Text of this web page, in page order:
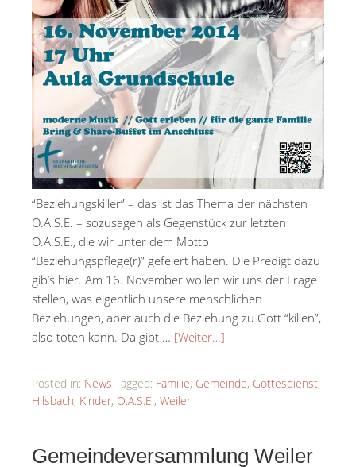
“Beziehungskiller” – das ist das Thema der nächsten
O.A.S.E. – sozusagen als Gegenstück zur letzten
O.A.S.E., die wir unter dem Motto
“Beziehungspflege(r)” gefeiert haben. Die Predigt dazu
gib’s hier. Am 16. November wollen wir uns der Frage
stellen, was eigentlich unsere menschlichen
Beziehungen, aber auch die Beziehung zu Gott “killen”,
also töten kann. Da gibt … [Weiter…]
Posted in: News Tagged: Familie, Gemeinde, Gottesdienst,
Hilsbach, Kinder, O.A.S.E., Weiler
Gemeindeversammlung Weiler